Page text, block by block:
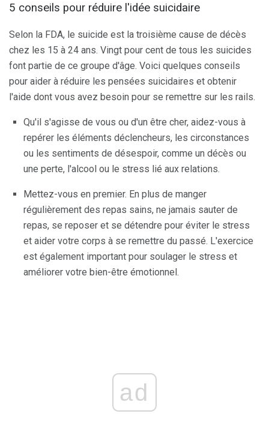
5 conseils pour réduire l'idée suicidaire
Selon la FDA, le suicide est la troisième cause de décès
chez les 15 à 24 ans. Vingt pour cent de tous les suicides
font partie de ce groupe d'âge. Voici quelques conseils
pour aider à réduire les pensées suicidaires et obtenir
l'aide dont vous avez besoin pour se remettre sur les rails.
Qu'il s'agisse de vous ou d'un être cher, aidez-vous à
repérer les éléments déclencheurs, les circonstances
ou les sentiments de désespoir, comme un décès ou
une perte, l'alcool ou le stress lié aux relations.
Mettez-vous en premier. En plus de manger
régulièrement des repas sains, ne jamais sauter de
repas, se reposer et se détendre pour éviter le stress
et aider votre corps à se remettre du passé. L'exercice
est également important pour soulager le stress et
améliorer votre bien-être émotionnel.
ad